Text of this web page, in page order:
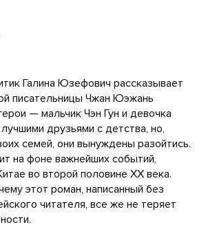
Галина Юзефович рассказывает
писательницы Чжан Юэжань
— мальчик Чэн Гун и девочка
друзьями с детства, но,
семей, они вынуждены разойтись.
на фоне важнейших событий,
во второй половине XX века.
этот роман, написанный без
читателя, все же не теряет